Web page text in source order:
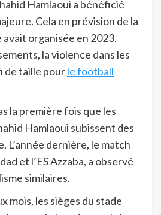
Hamlaoui a bénéficié
Cela en prévision de la
avait organisée en 2023.
la violence dans les
de taille pourle football
la première fois que les
Hamlaoui subissent des
L’année dernière, le match
et l’ES Azzaba, a observé
similaires.
mois, les sièges du stade